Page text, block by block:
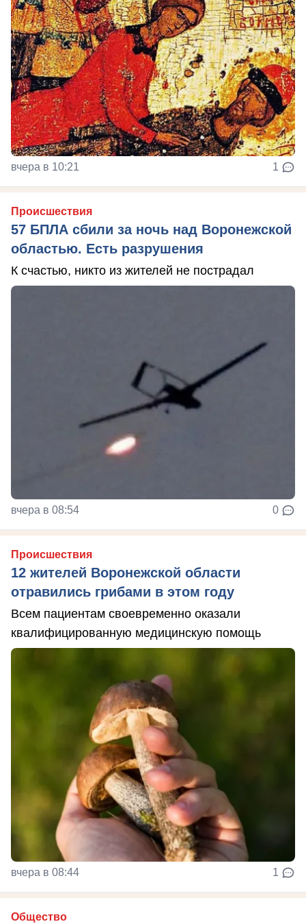
вчера в 10:21 1
Происшествия
57 БПЛА сбили за ночь над Воронежской
областью. Есть разрушения
К счастью, никто из жителей не пострадал
вчера в 08:54 0
Происшествия
12 жителей Воронежской области
отравились грибами в этом году
Всем пациентам своевременно оказали
квалифицированную медицинскую помощь
вчера в 08:44 1
Общество